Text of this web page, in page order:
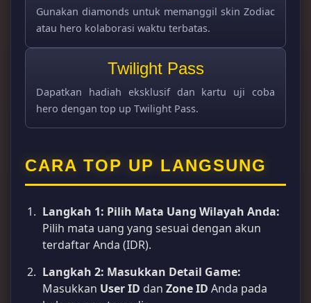
Gunakan diamonds untuk memanggil skin Zodiac
atau hero kolaborasi waktu terbatas.
Twilight Pass
Dapatkan hadiah eksklusif dan kartu uji coba
hero dengan top up Twilight Pass.
CARA TOP UP LANGSUNG
Langkah 1: Pilih Mata Uang Wilayah Anda:
Pilih mata uang yang sesuai dengan akun
terdaftar Anda (IDR).
Langkah 2: Masukkan Detail Game:
Masukkan User ID dan Zone ID Anda pada